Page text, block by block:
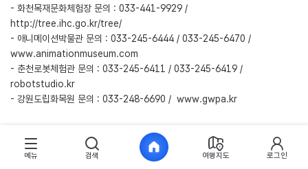
- 화천목재문화체험장 문의 : 033-441-9929 /
http://tree.ihc.go.kr/tree/
- 애니메이션박물관 문의 : 033-245-6444 / 033-245-6470 /
www.animationmuseum.com
- 춘천로봇체험관 문의 : 033-245-6411 / 033-245-6419 /
robotstudio.kr
- 강원도립화목원 문의 : 033-248-6690 / www.gwpa.kr
- 화천산천어축제 : 몸 녹이는 쉼터, 유아쉼터, 수유실 완비. 유모차 대여.
메뉴 검색 여행지도 로그인